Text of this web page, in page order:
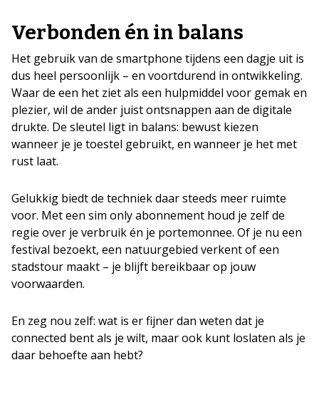
Verbonden én in balans
Het gebruik van de smartphone tijdens een dagje uit is
dus heel persoonlijk – en voortdurend in ontwikkeling.
Waar de een het ziet als een hulpmiddel voor gemak en
plezier, wil de ander juist ontsnappen aan de digitale
drukte. De sleutel ligt in balans: bewust kiezen
wanneer je je toestel gebruikt, en wanneer je het met
rust laat.
Gelukkig biedt de techniek daar steeds meer ruimte
voor. Met een sim only abonnement houd je zelf de
regie over je verbruik én je portemonnee. Of je nu een
festival bezoekt, een natuurgebied verkent of een
stadstour maakt – je blijft bereikbaar op jouw
voorwaarden.
En zeg nou zelf: wat is er fijner dan weten dat je
connected bent als je wilt, maar ook kunt loslaten als je
daar behoefte aan hebt?